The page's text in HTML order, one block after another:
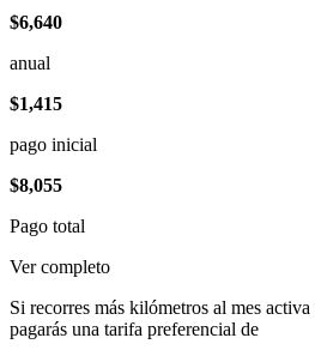
$6,640
anual
$1,415
pago inicial
$8,055
Pago total
Ver completo
Si recorres más kilómetros al mes
pagarás una tarifa preferencial de